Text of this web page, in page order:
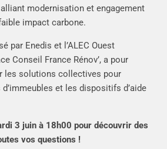
modernisation et engagement
impact carbone.
par Enedis et l’ALEC Ouest
Conseil France Rénov’, a pour
les solutions collectives pour
et les dispositifs d’aide
3 juin à 18h00 pour découvrir des
vos questions !